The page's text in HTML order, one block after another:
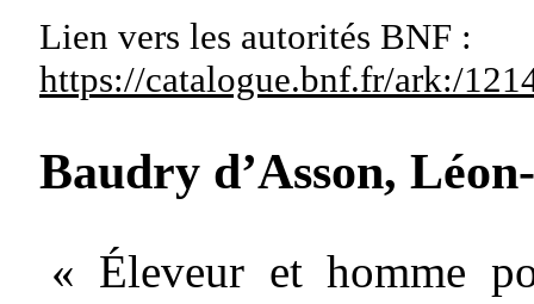
Lien vers les autorités BNF :
https://catalogue.bnf.fr/ark:/
Baudry d’Asson,
« Éleveur et homme